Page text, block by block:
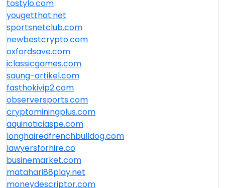
tostylo.com
yougetthat.net
sportsnetclub.com
newbestcrypto.com
oxfordsave.com
iclassicgames.com
saung-artikel.com
fasthokivip2.com
observersports.com
cryptominingplus.com
aquinoticiaspe.com
longhairedfrenchbulldog.com
lawyersforhire.co
businemarket.com
matahari88play.net
moneydescriptor.com